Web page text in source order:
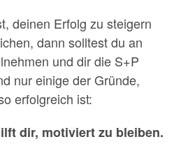
deinen Erfolg zu steigern
dann solltest du an
und dir die S+P
nur einige der Gründe,
erfolgreich ist:
dir, motiviert zu bleiben.